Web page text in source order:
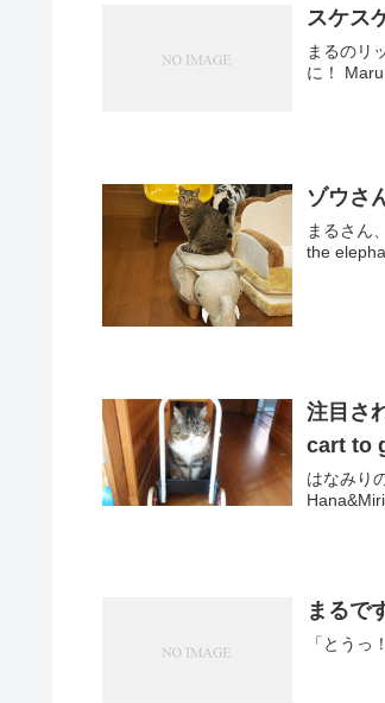
スケス
まるのリ
に！
ゾウさ
まるさん
the
注目さ
cart to
はなみり
まるで
「とうっ